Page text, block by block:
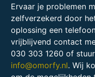
Ervaar je problemen
zelfverzekerd door
oplossing een
vrijblijvend contact
030 303 1260 of
info@omorfy.nl. Wij